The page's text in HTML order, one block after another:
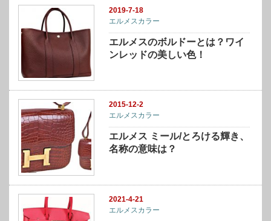
2019-7-18
エルメスカラー
エルメスのボルドーとは？ワイ
ンレッドの美しい色！
2015-12-2
エルメスカラー
エルメス ミール/とろける輝き、
名称の意味は？
2021-4-21
エルメスカラー